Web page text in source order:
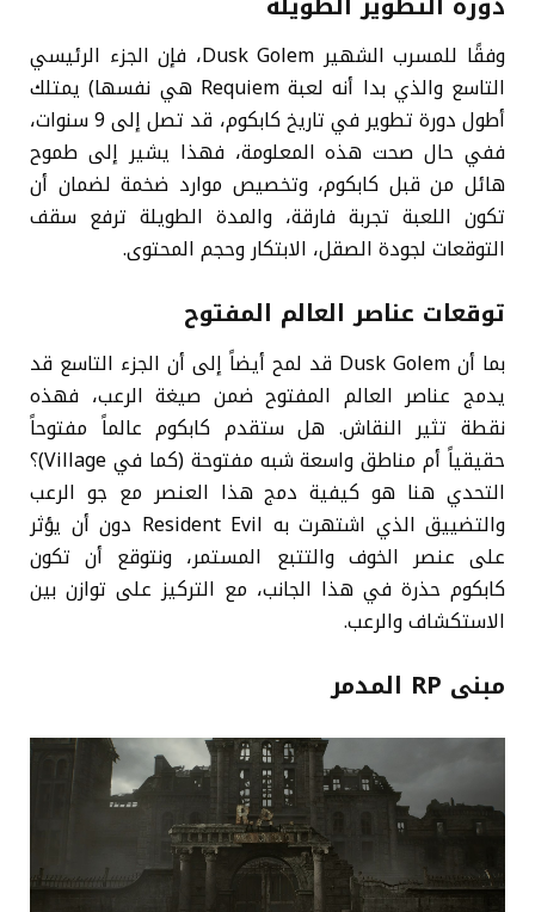
وفقًا للمسرب الشهير Dusk Golem، فإن الجزء الرئيسي
التاسع والذي بدا أنه لعبة Requiem هي نفسها) يمتلك
أطول دورة تطوير في تاريخ كابكوم، قد تصل إلى 9 سنوات،
ففي حال صحت هذه المعلومة، فهذا يشير إلى طموح
هائل من قبل كابكوم، وتخصيص موارد ضخمة لضمان أن
تكون اللعبة تجربة فارقة، والمدة الطويلة ترفع سقف
التوقعات لجودة الصقل، الابتكار وحجم المحتوى.
توقعات عناصر العالم المفتوح
بما أن Dusk Golem قد لمح أيضاً إلى أن الجزء التاسع قد
يدمج عناصر العالم المفتوح ضمن صيغة الرعب، فهذه
نقطة تثير النقاش. هل ستقدم كابكوم عالماً مفتوحاً
حقيقياً أم مناطق واسعة شبه مفتوحة (كما في Village)؟
التحدي هنا هو كيفية دمج هذا العنصر مع جو الرعب
والتضييق الذي اشتهرت به Resident Evil دون أن يؤثر
على عنصر الخوف والتتبع المستمر، ونتوقع أن تكون
كابكوم حذرة في هذا الجانب، مع التركيز على توازن بين
الاستكشاف والرعب.
مبنى RP المدمر